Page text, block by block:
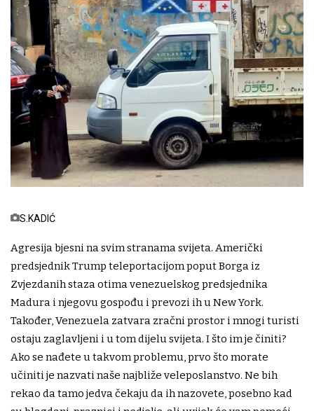
S.KADIĆ
Agresija bjesni na svim stranama svijeta. Američki
predsjednik Trump teleportacijom poput Borga iz
Zvjezdanih staza otima venezuelskog predsjednika
Madura i njegovu gospođu i prevozi ih u New York.
Također, Venezuela zatvara zračni prostor i mnogi turisti
ostaju zaglavljeni i u tom dijelu svijeta. I što im je činiti?
Ako se nađete u takvom problemu, prvo što morate
učiniti je nazvati naše najbliže veleposlanstvo. Ne bih
rekao da tamo jedva čekaju da ih nazovete, posebno kad